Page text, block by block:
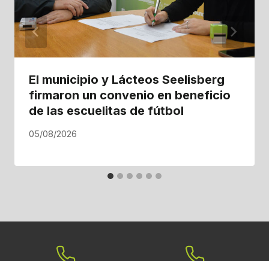
El municipio y Lácteos Seelisberg
firmaron un convenio en beneficio
de las escuelitas de fútbol
05/08/2026